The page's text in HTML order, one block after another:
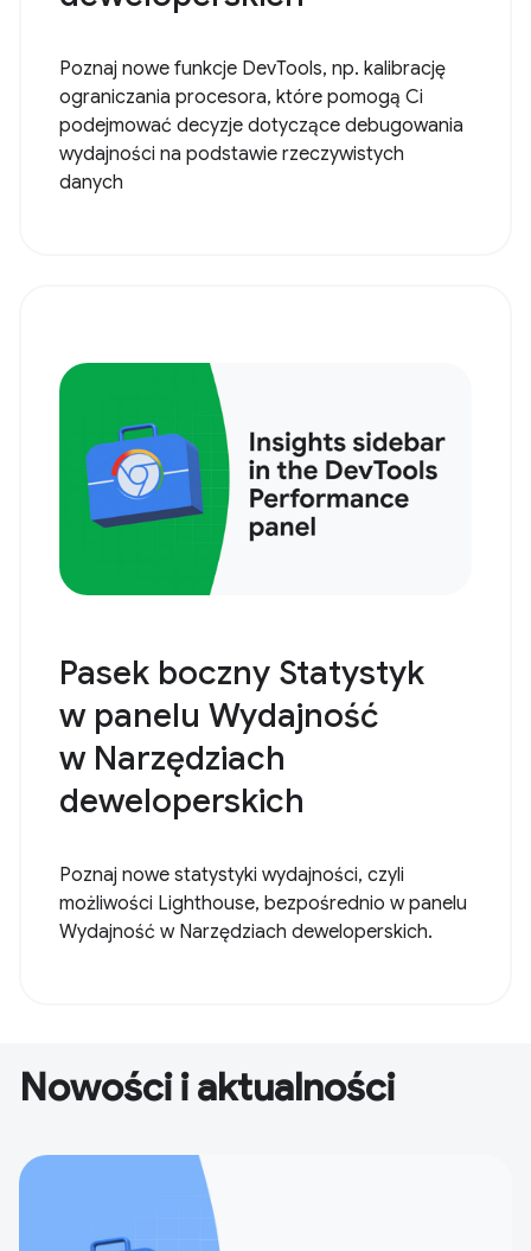
Poznaj nowe funkcje DevTools, np. kalibrację
ograniczania procesora, które pomogą Ci
podejmować decyzje dotyczące debugowania
wydajności na podstawie rzeczywistych
danych
Pasek boczny Statystyk
w panelu Wydajność
w Narzędziach
deweloperskich
Poznaj nowe statystyki wydajności, czyli
możliwości Lighthouse, bezpośrednio w panelu
Wydajność w Narzędziach deweloperskich.
Nowości i aktualności